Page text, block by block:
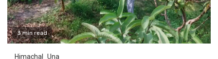
3 min read
Himachal Una